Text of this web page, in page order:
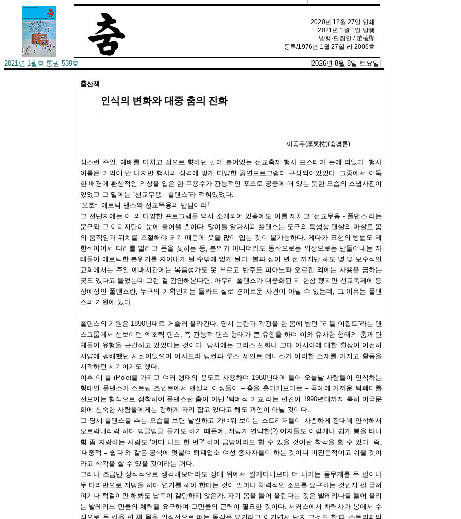
2020년 12월 27일 인쇄
2021년 1월 1일 발행
발행·편집인 / 趙楡顯
등록/1976년 1월 27일·라 2006호
2021년 1월호 통권 539호 |2026년 8월 8일 토요일|
춤산책
인식의 변화와 대중 춤의 진화
-
이동우(李東祐)(춤평론)
성스런 주일, 예배를 마치고 집으로 향하던 길에 붙어있는 선교축제 행사 포스터가 눈에 띄었다. 행사
이름은 기억이 안 나지만 행사의 성격에 맞게 다양한 공연프로그램이 구성되어있었다. 그중에서 어둑
한 배경에 환상적인 의상을 입은 한 무용수가 관능적인 포즈로 공중에 떠 있는 듯한 모습의 스냅사진이
있었고 그 밑에는 “선교무용 - 폴댄스”라 적혀있었다.
‘오호~ 에로틱 댄스와 선교무용의 만남이라!’
그 전단지에는 이 외 다양한 프로그램들 역시 소개되어 있음에도 이를 제치고 ‘선교무용 - 폴댄스’라는
문구와 그 이미지만이 눈에 들어올 뿐이다. 많이들 알다시피 폴댄스는 도구의 특성상 맨살의 마찰로 몸
의 움직임과 위치를 조절해야 되기 때문에 옷을 많이 입는 것이 불가능하다. 게다가 표현의 방법도 제
한적이어서 다리를 벌리고 몸을 젖히는 등, 본의가 아니더라도 동작으로든 의상으로든 만들어내는 자
태들이 에로틱한 분위기를 자아내게 될 수밖에 없게 된다. 불과 십여 년 전 까지만 해도 몇 몇 보수적인
교회에서는 주일 예배시간에는 복음성가도 못 부르고 반주도 피아노와 오르겐 외에는 사용을 금하는
곳도 있다고 들었는데 그런 걸 감안해본다면, 아무리 폴댄스가 대중화된 지 한참 됐지만 선교축제에 등
장예정인 폴댄스란, 누구의 기획인지는 몰라도 실로 경이로운 사건이 아닐 수 없는데, 그 이유는 폴댄
스의 기원에 있다.
폴댄스의 기원은 1890년대로 거슬러 올라간다. 당시 논란과 각광을 한 몸에 받던 “리틀 이집트”라는 댄
스그룹에서 선보이던 엑조틱 댄스, 즉 관능적 댄스 형태가 큰 유행을 하며 이와 유사한 형태의 춤과 단
체들이 유행을 근간하고 있었다는 것이다. 당시에는 그리스 신화나 고대 아시아에 대한 환상이 여전히
서양에 팽배했던 시절이었으며 이사도라 덩컨과 루스 세인트 데니스가 이러한 소재를 가지고 활동을
시작하던 시기이기도 했다.
이후 이 폴 (Pole)을 가지고 여러 형태의 용도로 사용하며 1980년대에 들어 오늘날 사람들이 인식하는
형태인 폴댄스가 스트립 조인트에서 맨살의 여성들이 – 춤을 춘다기보다는 – 곡예에 가까운 퇴폐미를
선보이는 형식으로 정착하여 폴댄스란 춤이 아닌 ‘퇴폐적 기교’라는 편견이 1990년대까지 특히 미국문
화에 친숙한 사람들에게는 강하게 자리 잡고 있다고 해도 과언이 아닐 것이다.
그 당시 폴댄스를 추는 모습을 보면 날씬하고 가벼워 보이는 스트리퍼들이 사뿐하게 장대에 안착해서
오르락내리락 하며 빙글빙글 돌기도 하기 때문에, 저렇게 연약한(?) 여자들도 이렇게나 쉽게 봉을 타니
힘 좀 자랑하는 사람도 ‘어디 나도 한 번?’ 하며 금방이라도 할 수 있을 것이란 착각을 할 수 있다. 즉,
‘대중적 = 쉽다’와 같은 공식에 덧붙여 퇴폐업소 여성 종사자들이 하는 것이니 비전문적이고 쉬울 것이
라고 착각을 할 수 있을 것이라는 거다.
그러나 조금만 상식적으로 생각해보더라도 장대 위에서 쌀가마니보다 더 나가는 몸무게를 두 팔이나
두 다리만으로 지탱을 하며 연기를 해야 한다는 것이 얼마나 체력적인 소모를 요구하는 것인지 팔 굽혀
펴기나 턱걸이만 해봐도 납득이 갈만하지 않은가. 자기 몸을 들어 올린다는 것은 발레리나를 들어 올리
는 발레리노 만큼의 체력을 요구하며 그만큼의 근력이 필요한 것이다. 서커스에서 차력사가 봉에서 수
직으로 두 팔을 편 채 몸을 일직선으로 펴는 동작은 묘기라고 여기면서 단지 그것도 한 때 스트리퍼의